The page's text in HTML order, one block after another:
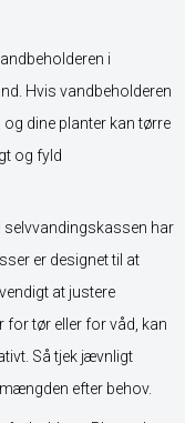
i
Hvis vandbeholderen
dine planter kan tørre
og fyld
selvvandingskassen har
er designet til at
at justere
tør eller for våd, kan
Så tjek jævnligt
efter behov.